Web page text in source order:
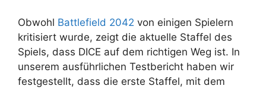
Obwohl Battlefield 2042 von einigen Spielern
kritisiert wurde, zeigt die aktuelle Staffel des
Spiels, dass DICE auf dem richtigen Weg ist. In
unserem ausführlichen Testbericht haben wir
festgestellt, dass die erste Staffel, mit dem